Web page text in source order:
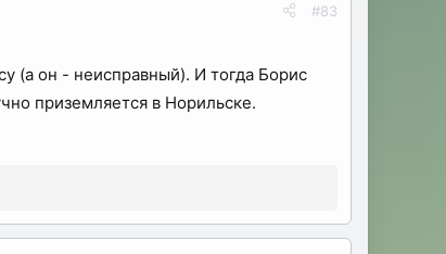
#83
(а он - неисправный). И тогда Борис
приземляется в Норильске.